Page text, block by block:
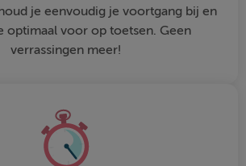
je eenvoudig je voortgang bij en
optimaal voor op toetsen. Geen
verrassingen meer!